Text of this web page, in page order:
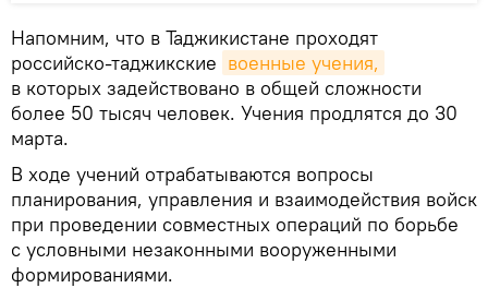
Напомним, что в Таджикистане проходят
российско-таджикские военные учения,
в которых задействовано в общей сложности
более 50 тысяч человек. Учения продлятся до 30
марта.
В ходе учений отрабатываются вопросы
планирования, управления и взаимодействия войск
при проведении совместных операций по борьбе
с условными незаконными вооруженными
формированиями.